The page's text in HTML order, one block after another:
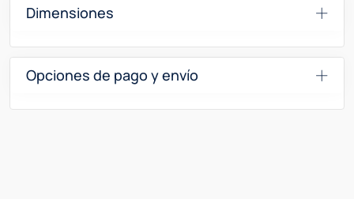
Dimensiones
Opciones de pago y envío